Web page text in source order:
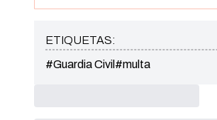
ETIQUETAS:
#Guardia Civil #multa